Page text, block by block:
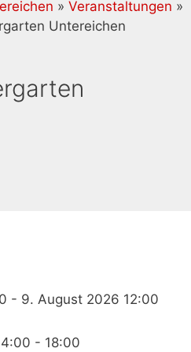
» Veranstaltungen »
Untereichen
- 9. August 2026 12:00
- 18:00